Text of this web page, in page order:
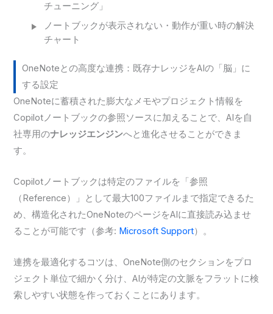
チューニング」
ノートブックが表示されない・動作が重い時の解決
チャート
OneNoteとの高度な連携：既存ナレッジをAIの「脳」に
する設定
OneNoteに蓄積された膨大なメモやプロジェクト情報を
Copilotノートブックの参照ソースに加えることで、AIを自
社専用のナレッジエンジンへと進化させることができま
す。
Copilotノートブックは特定のファイルを「参照
（Reference）」として最大100ファイルまで指定できるた
め、構造化されたOneNoteのページをAIに直接読み込ませ
ることが可能です（参考: Microsoft Support）。
連携を最適化するコツは、OneNote側のセクションをプロ
ジェクト単位で細かく分け、AIが特定の文脈をフラットに検
索しやすい状態を作っておくことにあります。